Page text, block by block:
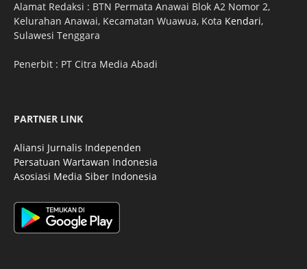
Alamat Redaksi : BTN Permata Anawai Blok A2 Nomor 2,
Kelurahan Anawai, Kecamatan Wuawua, Kota Kendari,
Sulawesi Tenggara
Penerbit : PT Citra Media Abadi
PARTNER LINK
Aliansi Jurnalis Independen
Persatuan Wartawan Indonesia
Asosiasi Media Siber Indonesia